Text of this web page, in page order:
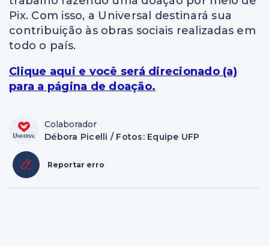
Pix. Com isso, a Universal destinará sua
contribuição às obras sociais realizadas em
todo o país.
Clique aqui e você será direcionado (a)
para a página de doação.
Colaborador
Débora Picelli / Fotos: Equipe UFP
Reportar erro